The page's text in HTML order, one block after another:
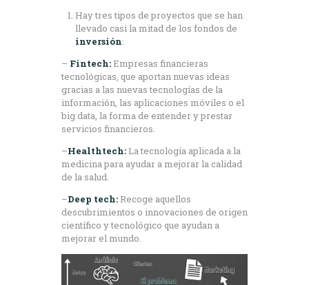
Hay tres tipos de proyectos que se han
llevado casi la mitad de los fondos de
inversión:
– Fintech:Empresas financieras
tecnológicas, que aportan nuevas ideas
gracias a las nuevas tecnologías de la
información, las aplicaciones móviles o el
big data, la forma de entender y prestar
servicios financieros.
–Healthtech: La tecnología aplicada a la
medicina para ayudar a mejorar la calidad
de la salud.
–Deep tech:Recoge aquellos
descubrimientos o innovaciones de origen
científico y tecnológico que ayudan a
mejorar el mundo.